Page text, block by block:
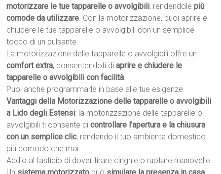
motorizzare le tue tapparelle o avvolgibili, rendendolepiù
comode da utilizzare. Con la motorizzazione, puoi aprire e
chiudere le tue tapparelle o avvolgibili con un semplice
tocco di un pulsante.
La motorizzazione delle tapparelle o avvolgibili offre un
comfort extra, consentendoti diaprire e chiudere le
tapparelle o avvolgibili con facilità.
Puoi anche programmarle in base alle tue esigenze.
Vantaggi della Motorizzazione delle tapparelle o avvolgibili
a Lido degli Estensi: la motorizzazione delle tapparelle o
avvolgibili ti consente dicontrollare l’apertura e la chiusura
con un semplice clic, rendendo il tuo ambiente domestico
più comodo che mai.
Addio al fastidio di dover tirare cinghie o ruotare manovelle.